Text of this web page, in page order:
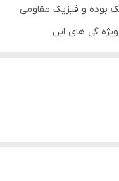
بوده و فیزیک مقاومی
گی های این
شود و یا تکیه داده
بر خلاف نمونه های دیگر